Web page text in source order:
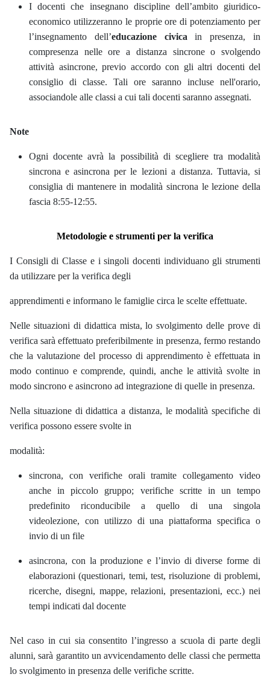
I docenti che insegnano discipline dell’ambito giuridico-
economico utilizzeranno le proprie ore di potenziamento per
l’insegnamento dell’educazione civica in presenza, in
compresenza nelle ore a distanza sincrone o svolgendo
attività asincrone, previo accordo con gli altri docenti del
consiglio di classe. Tali ore saranno incluse nell'orario,
associandole alle classi a cui tali docenti saranno assegnati.
Note
Ogni docente avrà la possibilità di scegliere tra modalità
sincrona e asincrona per le lezioni a distanza. Tuttavia, si
consiglia di mantenere in modalità sincrona le lezione della
fascia 8:55-12:55.
Metodologie e strumenti per la verifica
I Consigli di Classe e i singoli docenti individuano gli strumenti
da utilizzare per la verifica degli
apprendimenti e informano le famiglie circa le scelte effettuate.
Nelle situazioni di didattica mista, lo svolgimento delle prove di
verifica sarà effettuato preferibilmente in presenza, fermo restando
che la valutazione del processo di apprendimento è effettuata in
modo continuo e comprende, quindi, anche le attività svolte in
modo sincrono e asincrono ad integrazione di quelle in presenza.
Nella situazione di didattica a distanza, le modalità specifiche di
verifica possono essere svolte in
modalità:
sincrona, con verifiche orali tramite collegamento video
anche in piccolo gruppo; verifiche scritte in un tempo
predefinito riconducibile a quello di una singola
videolezione, con utilizzo di una piattaforma specifica o
invio di un file
asincrona, con la produzione e l’invio di diverse forme di
elaborazioni (questionari, temi, test, risoluzione di problemi,
ricerche, disegni, mappe, relazioni, presentazioni, ecc.) nei
tempi indicati dal docente
Nel caso in cui sia consentito l’ingresso a scuola di parte degli
alunni, sarà garantito un avvicendamento delle classi che permetta
lo svolgimento in presenza delle verifiche scritte.